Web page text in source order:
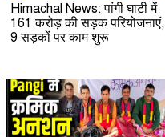
Himachal News: पांगी घाटी में
161 करोड़ की सड़क परियोजनाएं,
9 सड़कों पर काम शुरू